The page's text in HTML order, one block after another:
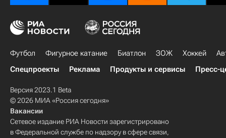
Футбол Фигурное катание Биатлон ЗОЖ Хоккей
Спецпроекты
Реклама Продукты и сервисы Пресс-
Версия 2023.1 Beta
© 2026 МИА «Россия сегодня»
Вакансии
Сетевое издание РИА Новости зарегистрировано
в Федеральной службе по надзору в сфере связи,